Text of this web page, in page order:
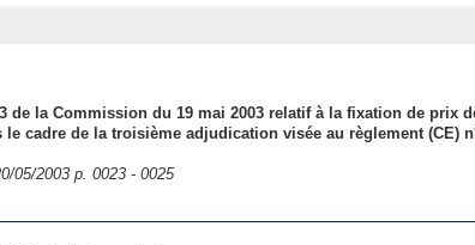
de la Commission du 19 mai 2003 relatif à la fixation de prix
cadre de la troisième adjudication visée au règlement (CE)
05/2003 p. 0023 - 0025